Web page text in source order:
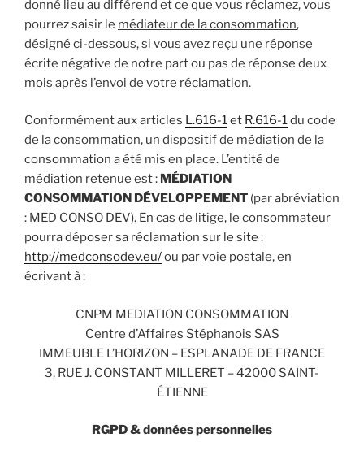
donné lieu au différend et ce que vous réclamez, vous
pourrez saisir le médiateur de la consommation,
désigné ci-dessous, si vous avez reçu une réponse
écrite négative de notre part ou pas de réponse deux
mois après l’envoi de votre réclamation.
Conformément aux articles L.616-1et R.616-1du code
de la consommation, un dispositif de médiation de la
consommation a été mis en place. L’entité de
médiation retenue est : MÉDIATION
CONSOMMATION DÉVELOPPEMENT (par abréviation
: MED CONSO DEV). En cas de litige, le consommateur
pourra déposer sa réclamation sur le site :
http://medconsodev.eu/ou par voie postale, en
écrivant à :
CNPM MEDIATION CONSOMMATION
Centre d’Affaires Stéphanois SAS
IMMEUBLE L’HORIZON – ESPLANADE DE FRANCE
3, RUE J. CONSTANT MILLERET – 42000 SAINT-
ÉTIENNE
RGPD & données personnelles